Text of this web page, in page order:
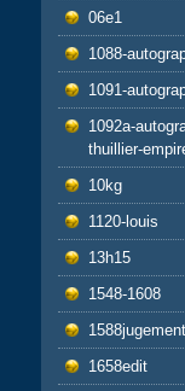
06e1
1088-
1091-
1092a-
thuillier-
10kg
1120-louis
13h15
1548-1608
1588jugement
1658edit